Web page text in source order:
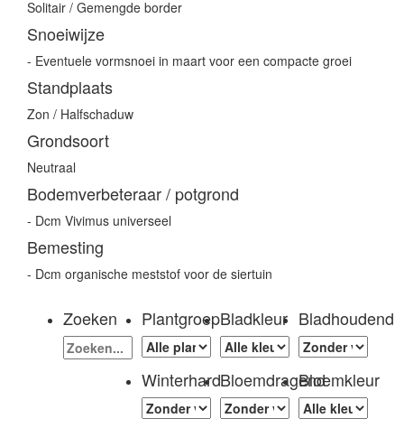
Solitair / Gemengde border
Snoeiwijze
- Eventuele vormsnoei in maart voor een compacte groei
Standplaats
Zon / Halfschaduw
Grondsoort
Neutraal
Bodemverbeteraar / potgrond
- Dcm Vivimus universeel
Bemesting
- Dcm organische meststof voor de siertuin
Zoeken PlantgroepBladkleur Bladhoudend
WinterhardBloemdragendBloemkleur